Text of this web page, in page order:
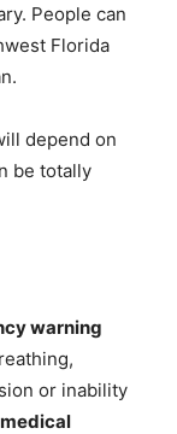
People can
Florida
depend on
be totally
warning
or inability
medical